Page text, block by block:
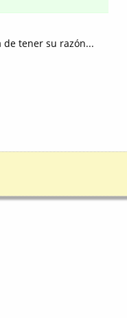
de tener su razón...